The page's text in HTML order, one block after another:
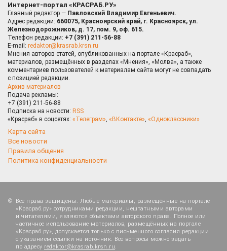
Интернет-портал «КРАСРАБ.РУ»
Главный редактор — Павловский Владимир Евгеньевич.
Адрес редакции: 660075, Красноярский край, г. Красноярск, ул.
Железнодорожников, д. 17, пом. 9, оф. 615.
Телефон редакции: +7 (391) 211-56-88
E-mail: redaktor@krasrab.krsn.ru
Мнения авторов статей, опубликованных на портале «Красраб»,
материалов, размещённых в разделах «Мнения», «Молва», а также
комментариев пользователей к материалам сайта могут не совпадать
с позицией редакции.
Архив материалов
Подача рекламы:
+7 (391) 211-56-88
Подписка на новости: RSS
«Красраб» в соцсетях: «Телеграм», «ВКонтакте», «Одноклассники»
Карта сайта
Все новости
Правила общения
Политика конфиденциальности
Все права защищены. Любые материалы, размещённые на портале
«Красраб.ру» сотрудниками редакции, нештатными авторами
и читателями, являются объектами авторского права. Полное или
частичное использование материалов, размещённых на портале
«Красраб.ру», допускается только с письменного согласия редакции
с указанием ссылки на источник. Все вопросы можно задать
по адресу redaktor@krasrab.krsn.ru.